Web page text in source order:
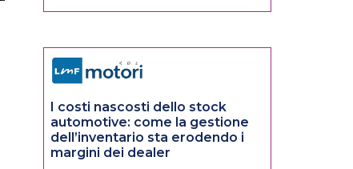
I costi nascosti dello stock
automotive: come la gestione
dell’inventario sta erodendo i
margini dei dealer